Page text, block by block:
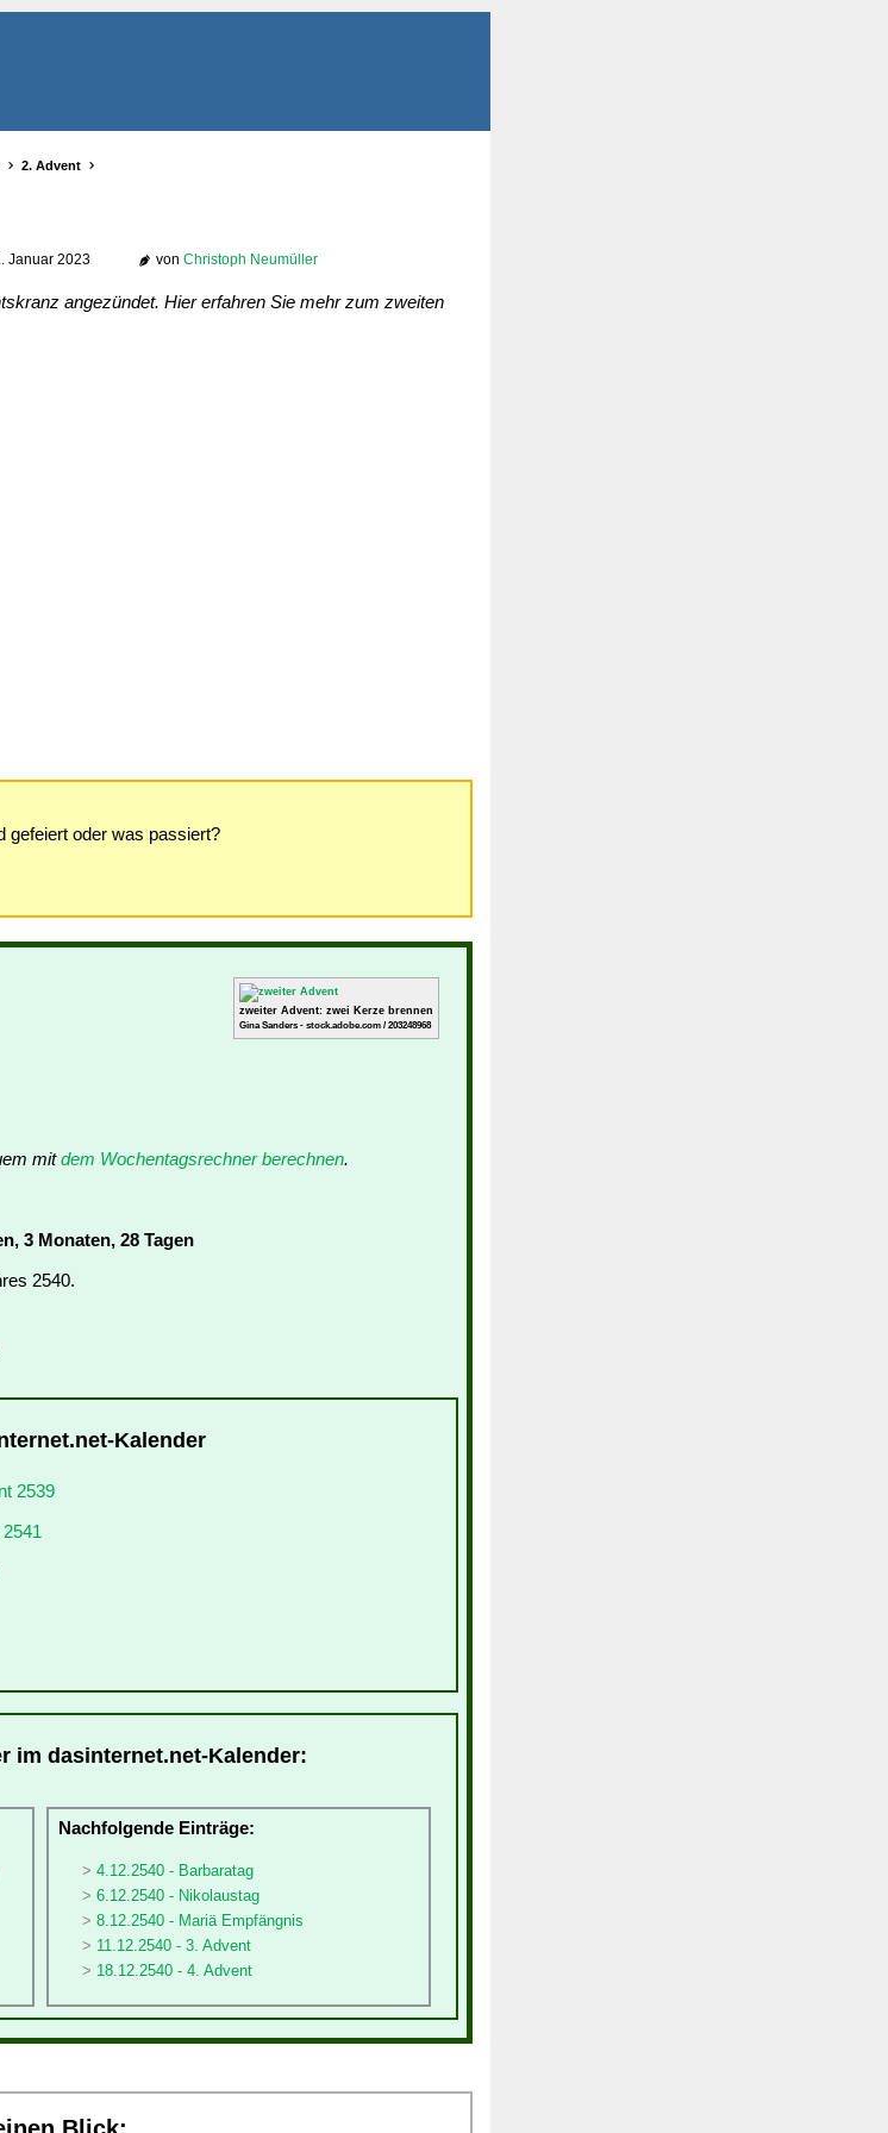
2. Advent
Januar 2023 von Christoph Neumüller
angezündet. Hier erfahren Sie mehr zum zweiten
gefeiert oder was passiert?
zweiter Advent: zwei Kerze brennen
Gina Sanders - stock.adobe.com / 203248968
mitdem Wochentagsrechner berechnen.
3 Monaten, 28 Tagen
2540.
Kalender
2539
im dasinternet.net-Kalender:
Nachfolgende Einträge:
4.12.2540 - Barbaratag
6.12.2540 - Nikolaustag
8.12.2540 - Mariä Empfängnis
11.12.2540 - 3. Advent
18.12.2540 - 4. Advent
Blick: